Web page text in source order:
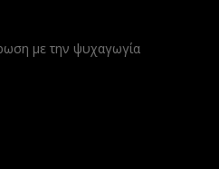
με την ψυχαγωγία